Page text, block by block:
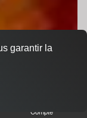
Compte
garantir la